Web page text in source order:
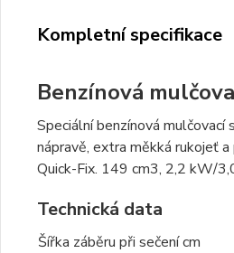
Kompletní specifikace
Benzínová
Speciální benzínová
nápravě, extra měkká rukojeť
Quick-Fix. 149 cm3, 2,2 kW/
Technická data
Šířka záběru při sečení cm